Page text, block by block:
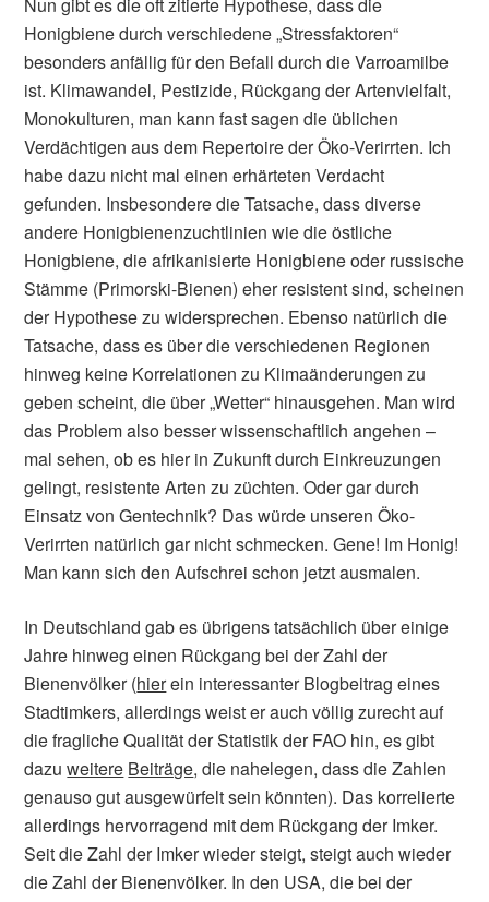
Honigbiene durch verschiedene „Stressfaktoren“
besonders anfällig für den Befall durch die Varroamilbe
ist. Klimawandel, Pestizide, Rückgang der Artenvielfalt,
Monokulturen, man kann fast sagen die üblichen
Verdächtigen aus dem Repertoire der Öko-Verirrten. Ich
habe dazu nicht mal einen erhärteten Verdacht
gefunden. Insbesondere die Tatsache, dass diverse
andere Honigbienenzuchtlinien wie die östliche
Honigbiene, die afrikanisierte Honigbiene oder russische
Stämme (Primorski-Bienen) eher resistent sind, scheinen
der Hypothese zu widersprechen. Ebenso natürlich die
Tatsache, dass es über die verschiedenen Regionen
hinweg keine Korrelationen zu Klimaänderungen zu
geben scheint, die über „Wetter“ hinausgehen. Man wird
das Problem also besser wissenschaftlich angehen –
mal sehen, ob es hier in Zukunft durch Einkreuzungen
gelingt, resistente Arten zu züchten. Oder gar durch
Einsatz von Gentechnik? Das würde unseren Öko-
Verirrten natürlich gar nicht schmecken. Gene! Im Honig!
Man kann sich den Aufschrei schon jetzt ausmalen.
In Deutschland gab es übrigens tatsächlich über einige
Jahre hinweg einen Rückgang bei der Zahl der
Bienenvölker (hierein interessanter Blogbeitrag eines
Stadtimkers, allerdings weist er auch völlig zurecht auf
die fragliche Qualität der Statistik der FAO hin, es gibt
dazuweitere Beiträge, die nahelegen, dass die Zahlen
genauso gut ausgewürfelt sein könnten). Das korrelierte
allerdings hervorragend mit dem Rückgang der Imker.
Seit die Zahl der Imker wieder steigt, steigt auch wieder
die Zahl der Bienenvölker. In den USA, die bei der